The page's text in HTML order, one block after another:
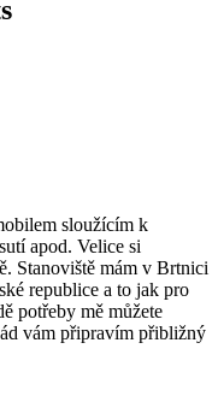
sloužícím k
apod. Velice si
Stanoviště mám v Brtnici
republice a to jak pro
potřeby mě můžete
vám připravím přibližný